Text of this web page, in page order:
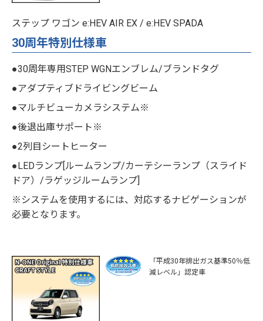
ステップ ワゴン e:HEV AIR EX / e:HEV SPADA
30周年特別仕様車
●30周年専用STEP WGNエンブレム/ブランドタグ
●アダプティブドライビングビーム
●マルチビューカメラシステム※
●後退出庫サポート※
●2列目シートヒーター
●LEDランプ[ルームランプ/カーテシーランプ（スライド
ドア）/ラゲッジルームランプ]
※システムを使用するには、対応するナビゲーションが
必要となります。
「平成30年排出ガス基準50％低
減レベル」認定車